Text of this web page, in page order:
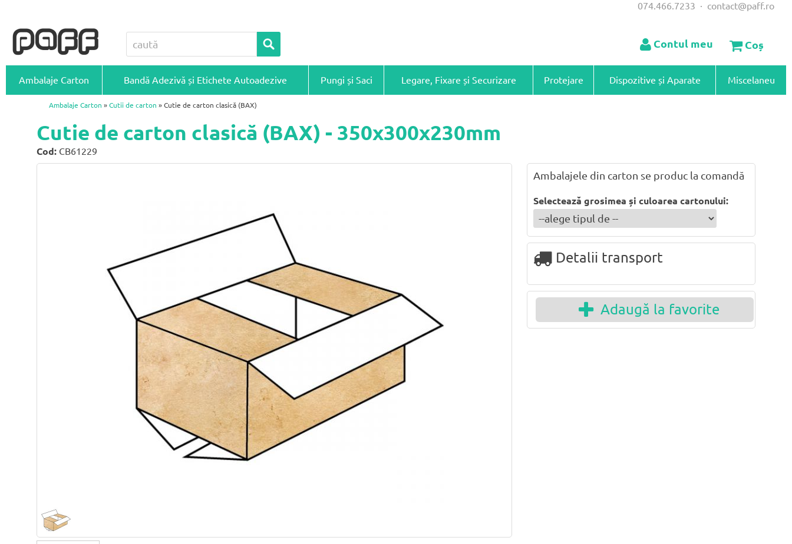
Contul meu Coș
074.466.7233 · contact@paff.ro
Ambalaje Carton Bandă Adezivă și Etichete Autoadezive Pungi și Saci Legare, Fixare și Securizare Protejare Dispozitive și Aparate Miscelaneu
Ambalaje Carton » Cutii de carton » Cutie de carton clasică (BAX)
Cutie de carton clasică (BAX) - 350x300x230mm
Cod: CB61229
Ambalajele din carton se produc la comandă
Selectează grosimea și culoarea cartonului:
Detalii transport
Adaugă la favorite